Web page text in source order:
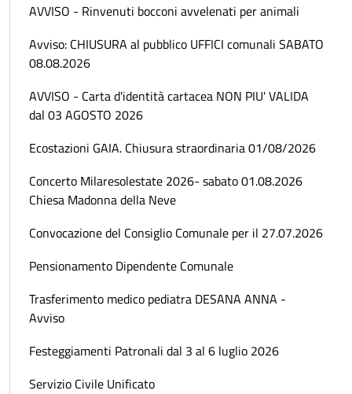
AVVISO - Rinvenuti bocconi avvelenati per animali
Avviso: CHIUSURA al pubblico UFFICI comunali SABATO
08.08.2026
AVVISO - Carta d'identità cartacea NON PIU' VALIDA
dal 03 AGOSTO 2026
Ecostazioni GAIA. Chiusura straordinaria 01/08/2026
Concerto Milaresolestate 2026- sabato 01.08.2026
Chiesa Madonna della Neve
Convocazione del Consiglio Comunale per il 27.07.2026
Pensionamento Dipendente Comunale
Trasferimento medico pediatra DESANA ANNA -
Avviso
Festeggiamenti Patronali dal 3 al 6 luglio 2026
Servizio Civile Unificato